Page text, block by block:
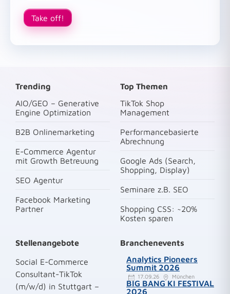
Take off!
Trending
AIO/GEO – Generative
Engine Optimization
B2B Onlinemarketing
E-Commerce Agentur
mit Growth Betreuung
SEO Agentur
Facebook Marketing
Partner
Top Themen
TikTok Shop
Management
Performancebasierte
Abrechnung
Google Ads (Search,
Shopping, Display)
Seminare z.B. SEO
Shopping CSS: ~20%
Kosten sparen
Stellenangebote
Social E-Commerce
Consultant-TikTok
(m/w/d) in Stuttgart –
Branchenevents
Analytics Pioneers
Summit 2026
17.09.26 München
BIG BANG KI FESTIVAL
2026